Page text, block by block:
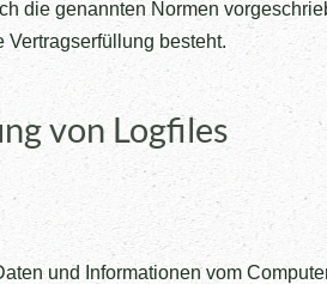
die genannten Normen
besteht.
von Logfiles
und Informationen vom